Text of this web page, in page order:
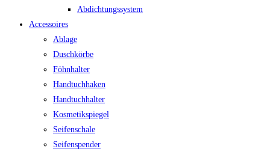
Abdichtungssystem
Accessoires
Ablage
Duschkörbe
Föhnhalter
Handtuchhaken
Handtuchhalter
Kosmetikspiegel
Seifenschale
Seifenspender